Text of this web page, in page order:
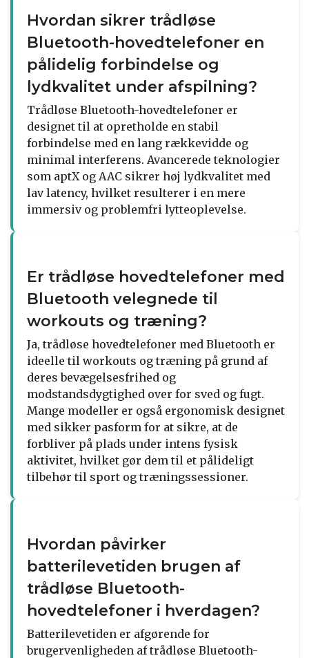
Hvordan sikrer trådløse
Bluetooth-hovedtelefoner en
pålidelig forbindelse og
lydkvalitet under afspilning?
Trådløse Bluetooth-hovedtelefoner er
designet til at opretholde en stabil
forbindelse med en lang rækkevidde og
minimal interferens. Avancerede teknologier
som aptX og AAC sikrer høj lydkvalitet med
lav latency, hvilket resulterer i en mere
immersiv og problemfri lytteoplevelse.
Er trådløse hovedtelefoner med
Bluetooth velegnede til
workouts og træning?
Ja, trådløse hovedtelefoner med Bluetooth er
ideelle til workouts og træning på grund af
deres bevægelsesfrihed og
modstandsdygtighed over for sved og fugt.
Mange modeller er også ergonomisk designet
med sikker pasform for at sikre, at de
forbliver på plads under intens fysisk
aktivitet, hvilket gør dem til et pålideligt
tilbehør til sport og træningssessioner.
Hvordan påvirker
batterilevetiden brugen af
trådløse Bluetooth-
hovedtelefoner i hverdagen?
Batterilevetiden er afgørende for
brugervenligheden af trådløse Bluetooth-